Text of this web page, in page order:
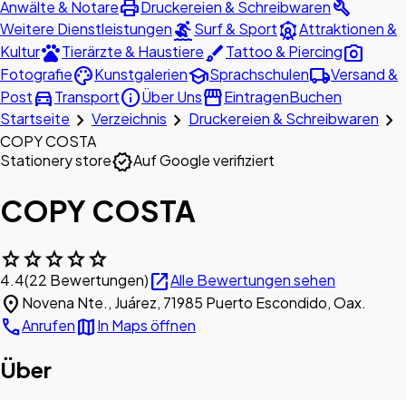
Anwälte & NotareprintDruckereien & Schreibwarenbuild
Weitere DienstleistungensurfingSurf & SportattractionsAttraktionen &
KulturpetsTierärzte & HaustierebrushTattoo & Piercingphoto_camera
FotografiepaletteKunstgalerienschoolSprachschulenlocal_shippingVersand &
Postdirections_carTransportinfoÜber UnsstorefrontEintragenBuchen
Startseite chevron_right Verzeichnis chevron_right Druckereien & Schreibwaren chevron_right
COPY COSTA
Stationery storeverifiedAuf Google verifiziert
COPY COSTA
starstarstarstarstar
4.4(22 Bewertungen)open_in_newAlle Bewertungen sehen
location_on Novena Nte., Juárez, 71985 Puerto Escondido, Oax.
callAnrufenmapIn Maps öffnen
Über